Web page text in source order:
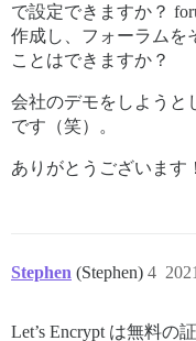
で設定できますか？
作成し、フォーラムを
ことはできますか？
会社のデモをしようと
です（笑）。
ありがとうございます！
Stephen (Stephen) 4
Let’s Encrypt は無料の